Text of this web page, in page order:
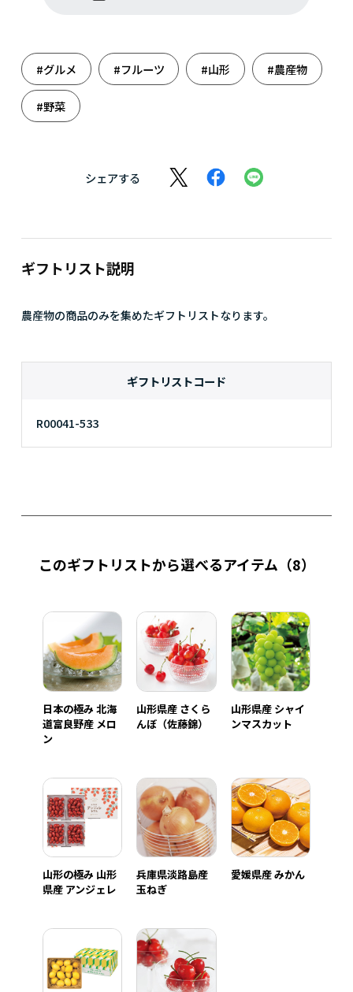
#グルメ #フルーツ #山形 #農産物
#野菜
シェアする
ギフトリスト説明
農産物の商品のみを集めたギフトリストなります。
ギフトリストコード
R00041-533
このギフトリストから選べるアイテム （8）
日本の極み 北海
道富良野産 メロ
ン
山形県産 さくら
んぼ（佐藤錦）
山形県産 シャイ
ンマスカット
山形の極み 山形
県産 アンジェレ
兵庫県淡路島産
玉ねぎ
愛媛県産 みかん